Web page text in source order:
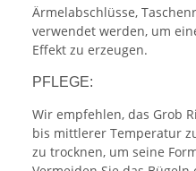
Ärmelabschlüsse,
verwendet werden, um
Effekt zu erzeugen.
PFLEGE:
Wir empfehlen, das Grob
bis mittlerer Temperatur
zu trocknen, um seine